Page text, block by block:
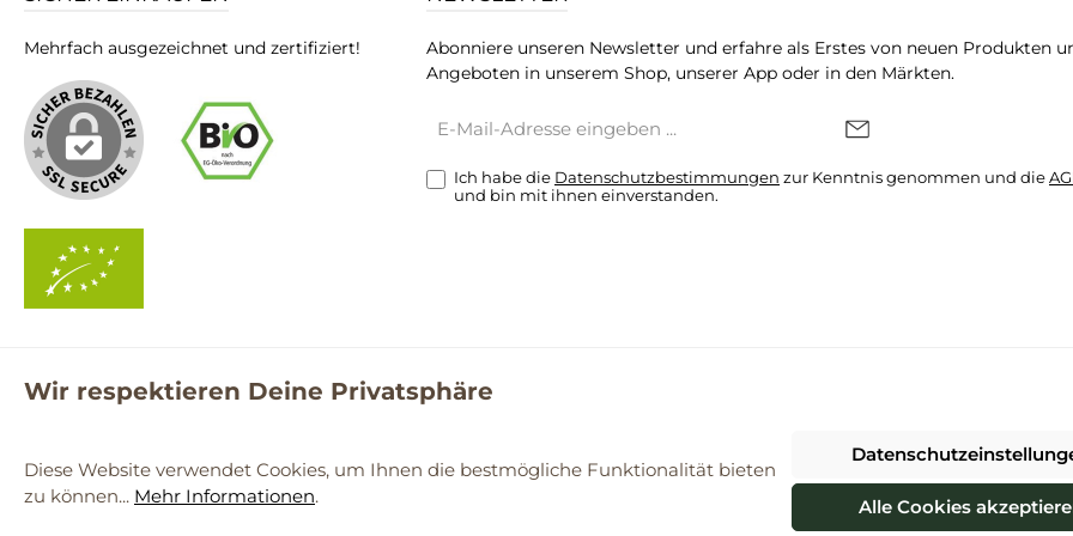
Mehrfach ausgezeichnet und zertifiziert!
Abonniere unseren Newsletter und erfahre als Erstes von neuen Produkten
Angeboten in unserem Shop, unserer App oder in den Märkten.
Mail-
Ich habe die Datenschutzbestimmungen zur Kenntnis genommen und die
und bin mit ihnen einverstanden.
© 2026 ProBiomarkt WebShop - Alle Rechte vorbehalten. Theme by
Vertrag widerrufen
Wir respektieren Deine Privatsphäre
Diese Website verwendet Cookies, um Ihnen die bestmögliche Funktionalität bieten
zu können... Mehr Informationen. Alle Cookies